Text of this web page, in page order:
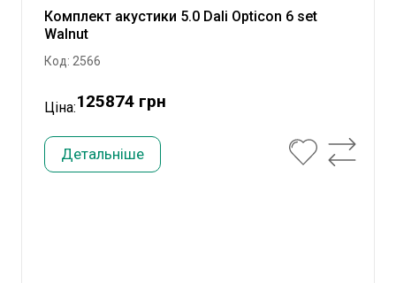
Комплект акустики 5.0 Dali Opticon 6 set
Walnut
Код: 2566
Ціна:125874 грн
Детальніше